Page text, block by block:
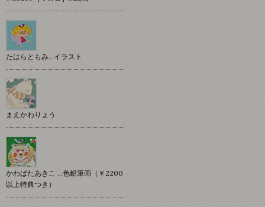
たはらともみ…イラスト
まえかわりょう
かわばたあきこ …色鉛筆画（￥2200
以上特典つき）